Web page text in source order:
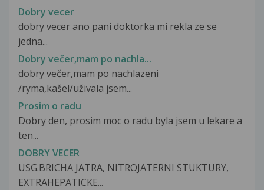
Dobry vecer
dobry vecer ano pani doktorka mi rekla ze se
jedna...
Dobry večer,mam po nachla...
dobry večer,mam po nachlazeni
/ryma,kašel/uživala jsem...
Prosim o radu
Dobry den, prosim moc o radu byla jsem u lekare a
ten...
DOBRY VECER
USG.BRICHA JATRA, NITROJATERNI STUKTURY,
EXTRAHEPATICKE...